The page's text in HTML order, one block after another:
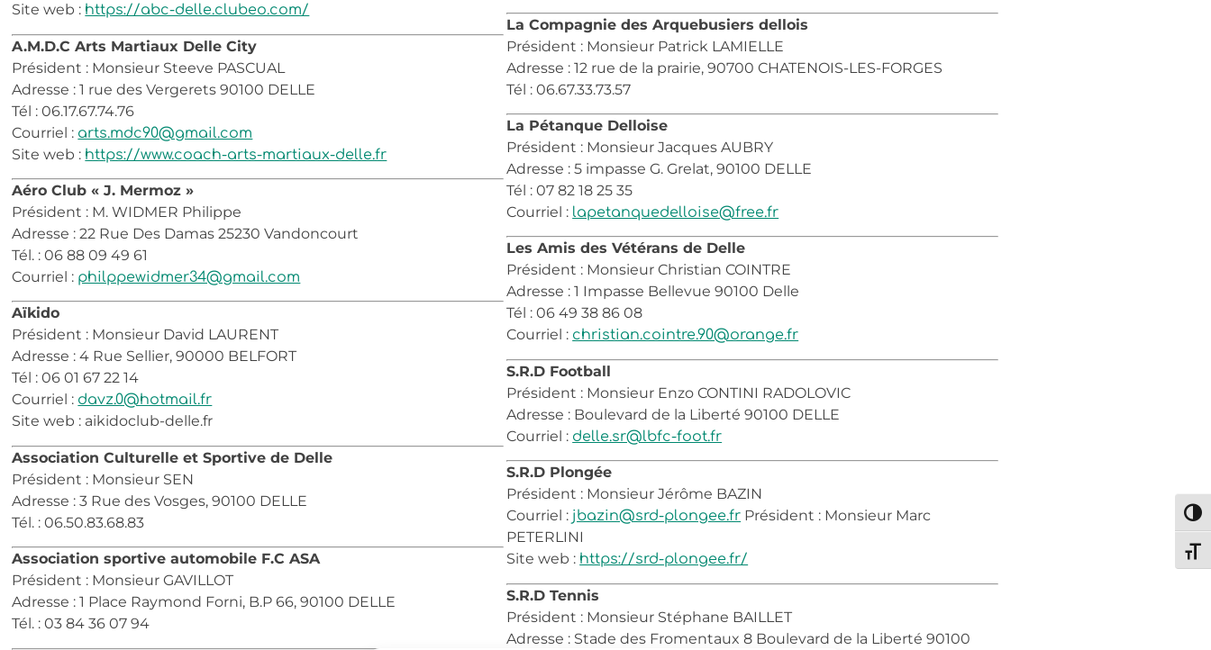
Site web : https://abc-delle.clubeo.com/
A.M.D.C Arts Martiaux Delle City
Président : Monsieur Steeve PASCUAL
Adresse : 1 rue des Vergerets 90100 DELLE
Tél : 06.17.67.74.76
Courriel : arts.mdc90@gmail.com
Site web : https://www.coach-arts-martiaux-delle.fr
Aéro Club « J. Mermoz »
Président : M. WIDMER Philippe
Adresse : 22 Rue Des Damas 25230 Vandoncourt
Tél. : 06 88 09 49 61
Courriel : philppewidmer34@gmail.com
Aïkido
Président : Monsieur David LAURENT
Adresse : 4 Rue Sellier, 90000 BELFORT
Tél : 06 01 67 22 14
Courriel : davz.0@hotmail.fr
Site web : aikidoclub-delle.fr
Association Culturelle et Sportive de Delle
Président : Monsieur SEN
Adresse : 3 Rue des Vosges, 90100 DELLE
Tél. : 06.50.83.68.83
Association sportive automobile F.C ASA
Président : Monsieur GAVILLOT
Adresse : 1 Place Raymond Forni, B.P 66, 90100 DELLE
Tél. : 03 84 36 07 94
La Compagnie des Arquebusiers dellois
Président : Monsieur Patrick LAMIELLE
Adresse : 12 rue de la prairie, 90700 CHATENOIS-LES-FORGES
Tél : 06.67.33.73.57
La Pétanque Delloise
Président : Monsieur Jacques AUBRY
Adresse : 5 impasse G. Grelat, 90100 DELLE
Tél : 07 82 18 25 35
Courriel : lapetanquedelloise@free.fr
Les Amis des Vétérans de Delle
Président : Monsieur Christian COINTRE
Adresse : 1 Impasse Bellevue 90100 Delle
Tél : 06 49 38 86 08
Courriel : christian.cointre.90@orange.fr
S.R.D Football
Président : Monsieur Enzo CONTINI RADOLOVIC
Adresse : Boulevard de la Liberté 90100 DELLE
Courriel : delle.sr@lbfc-foot.fr
S.R.D Plongée
Président : Monsieur Jérôme BAZIN
Courriel : jbazin@srd-plongee.fr Président : Monsieur Marc
PETERLINI
Site web : https://srd-plongee.fr/
S.R.D Tennis
Président : Monsieur Stéphane BAILLET
Adresse : Stade des Fromentaux 8 Boulevard de la Liberté 90100